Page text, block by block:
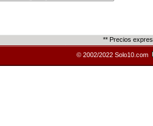
** Precios
© 2002/2022 Solo10.com